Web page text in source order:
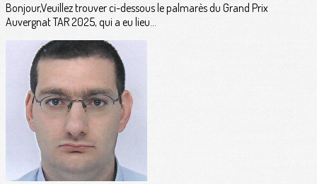
Bonjour,Veuillez trouver ci-dessous le palmarès du Grand Prix
Auvergnat TAR 2025, qui a eu lieu...